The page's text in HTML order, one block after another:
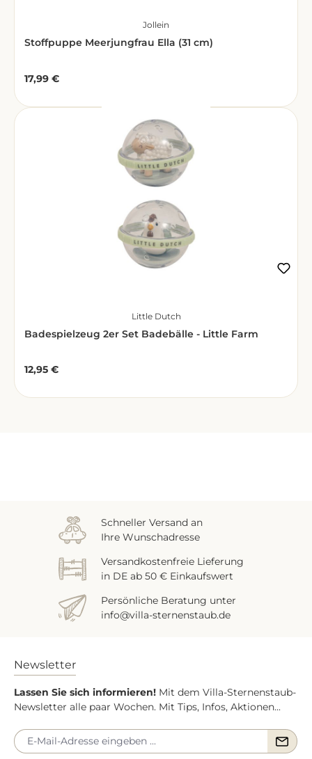
Jollein
Stoffpuppe Meerjungfrau Ella (31 cm)
Regulärer Preis:
17,99 €
Little Dutch
Badespielzeug 2er Set Badebälle - Little Farm
Regulärer Preis:
12,95 €
Schneller Versand an
Ihre Wunschadresse
Versandkostenfreie Lieferung
in DE ab 50 € Einkaufswert
Persönliche Beratung unter
info@villa-sternenstaub.de
Newsletter
Lassen Sie sich informieren! Mit dem Villa-Sternenstaub-
Newsletter alle paar Wochen. Mit Tips, Infos, Aktionen...